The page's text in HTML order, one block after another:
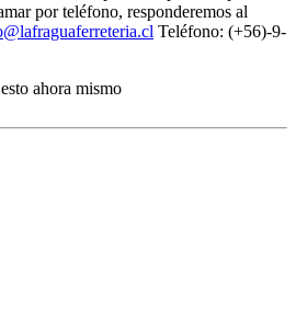
por teléfono, responderemos al
Teléfono: (+56)-9-
ahora mismo